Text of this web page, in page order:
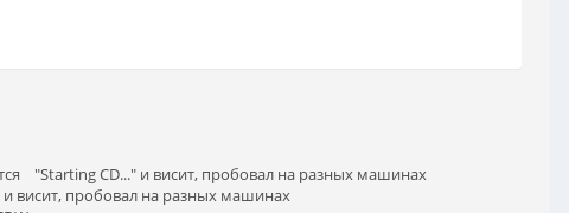
"Starting CD..." и висит, пробовал на разных машинах
и висит, пробовал на разных машинах